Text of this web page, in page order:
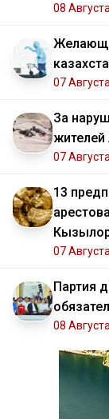
08
07
За
жителей
07
13
07
Партия
08